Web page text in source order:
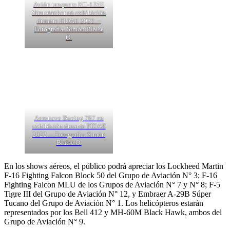
Avión tanquero KC-135E
Stratotanker en exhibición
durante FIDAE 2022. –
Fotografía: Simón Blaise
O.
Aeronave Boeing 767 en
exhibición durante FIDAE
2022. – Fotografía: Simón
Blaise O.
En los shows aéreos, el público podrá apreciar los Lockheed Martin
F-16 Fighting Falcon Block 50 del Grupo de Aviación N° 3; F-16
Fighting Falcon MLU de los Grupos de Aviación N° 7 y N° 8; F-5
Tigre III del Grupo de Aviación N° 12, y Embraer A-29B Súper
Tucano del Grupo de Aviación N° 1. Los helicópteros estarán
representados por los Bell 412 y MH-60M Black Hawk, ambos del
Grupo de Aviación N° 9.